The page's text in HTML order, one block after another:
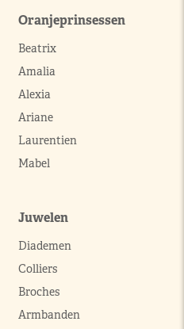
Oranjeprinsessen
Beatrix
Amalia
Alexia
Ariane
Laurentien
Mabel
Juwelen
Diademen
Colliers
Broches
Armbanden